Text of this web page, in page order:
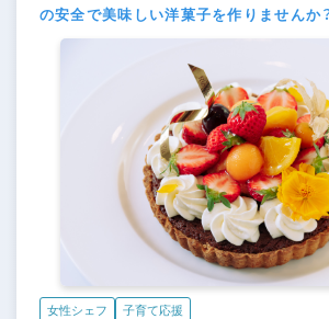
の安全で美味しい洋菓子を作りませんか
女性シェフ 子育て応援